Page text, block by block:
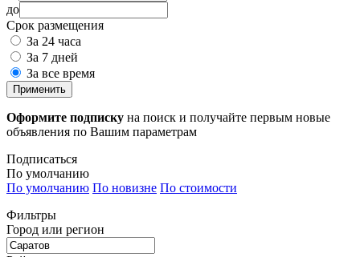
до
Срок размещения
За 24 часа
За 7 дней
За все время
Применить
Оформите подписку на поиск и получайте первым новые
объявления по Вашим параметрам
Подписаться
По умолчанию
По умолчанию По новизне По стоимости
Фильтры
Город или регион